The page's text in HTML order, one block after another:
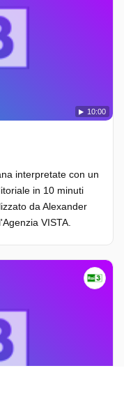
10:00
interpretate con un
in 10 minuti
da Alexander
VISTA.